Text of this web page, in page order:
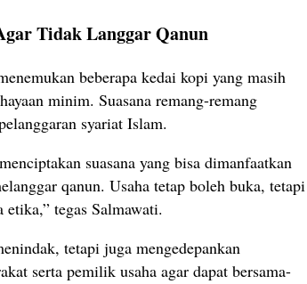
Tidak Langgar Qanun
beberapa kedai kopi yang masih
minim. Suasana remang-remang
syariat Islam.
suasana yang bisa dimanfaatkan
qanun. Usaha tetap boleh buka, tetapi
tegas Salmawati.
tetapi juga mengedepankan
serta pemilik usaha agar dapat bersama-